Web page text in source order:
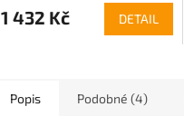
1 432 Kč DETAIL
Popis Podobné (4)